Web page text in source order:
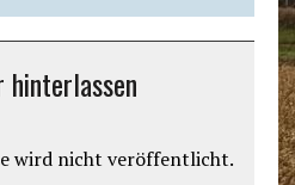
hinterlassen
wird nicht veröffentlicht.